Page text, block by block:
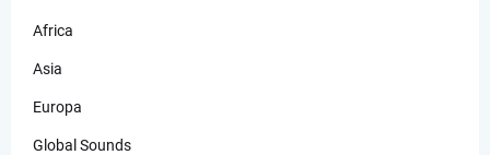
Africa
Asia
Europa
Global Sounds